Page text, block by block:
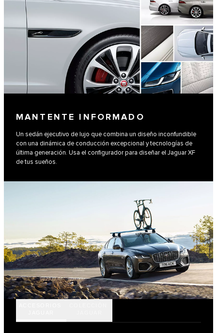
MANTENTE INFORMADO
Un sedán ejecutivo de lujo que combina un diseño inconfundible
con una dinámica de conducción excepcional y tecnologías de
última generación. Usa el configurador para diseñar el Jaguar XF
de tus sueños.